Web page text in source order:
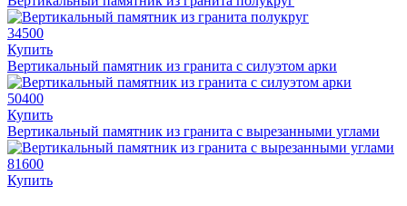
34500
Купить
Вертикальный памятник из гранита с силуэтом арки
50400
Купить
Вертикальный памятник из гранита с вырезанными углами
81600
Купить